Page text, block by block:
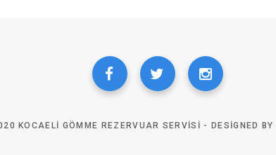
KOCAELI GÖMME REZERVUAR SERVISI - DESIGNED BY